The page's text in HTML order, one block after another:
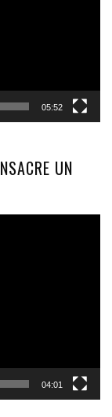
05:52
UN
04:01